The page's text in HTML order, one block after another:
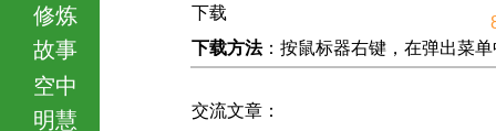
修炼
故事
空中
明慧
下载
下载方法：按鼠标器右键，在弹出菜
交流文章：